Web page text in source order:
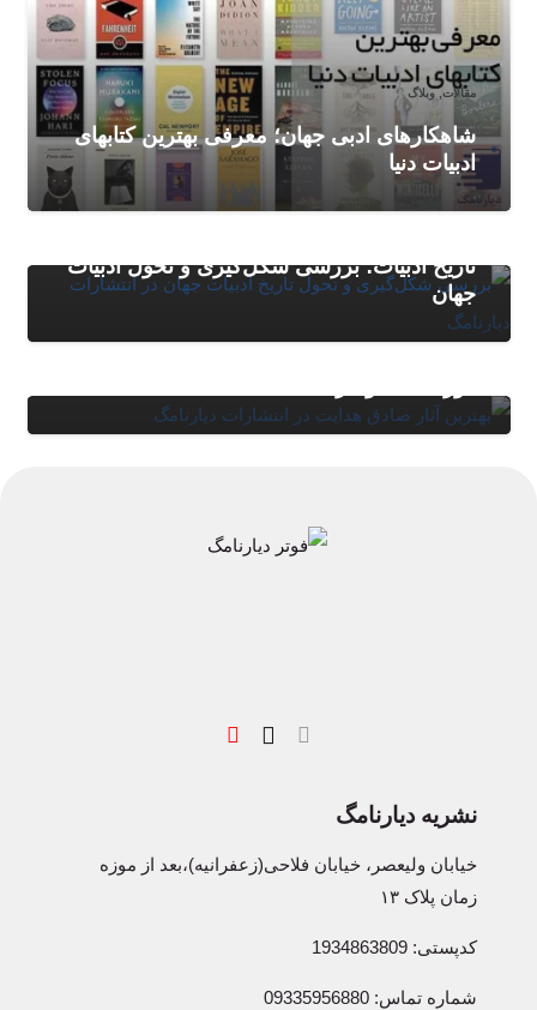
مقالات, وبلاگ
شاهکارهای ادبی جهان؛ معرفی بهترین کتابهای
ادبیات دنیا
تاریخ ادبیات؛ بررسی شکل‌گیری و تحول ادبیات
جهان
مقالات
نشریه دیارنامگ
خیابان ولیعصر، خیابان فلاحی(زعفرانیه)،بعد از موزه
زمان پلاک ۱۳
کدپستی: 1934863809
شماره تماس: 09335956880